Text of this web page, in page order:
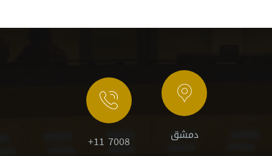
دمشق +11 7008